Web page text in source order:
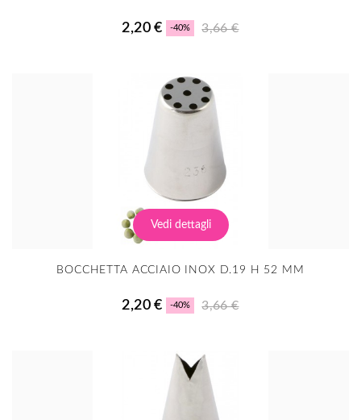
2,20 € -40% 3,66 €
Vedi dettagli
BOCCHETTA ACCIAIO INOX D.19 H 52 MM
2,20 € -40% 3,66 €